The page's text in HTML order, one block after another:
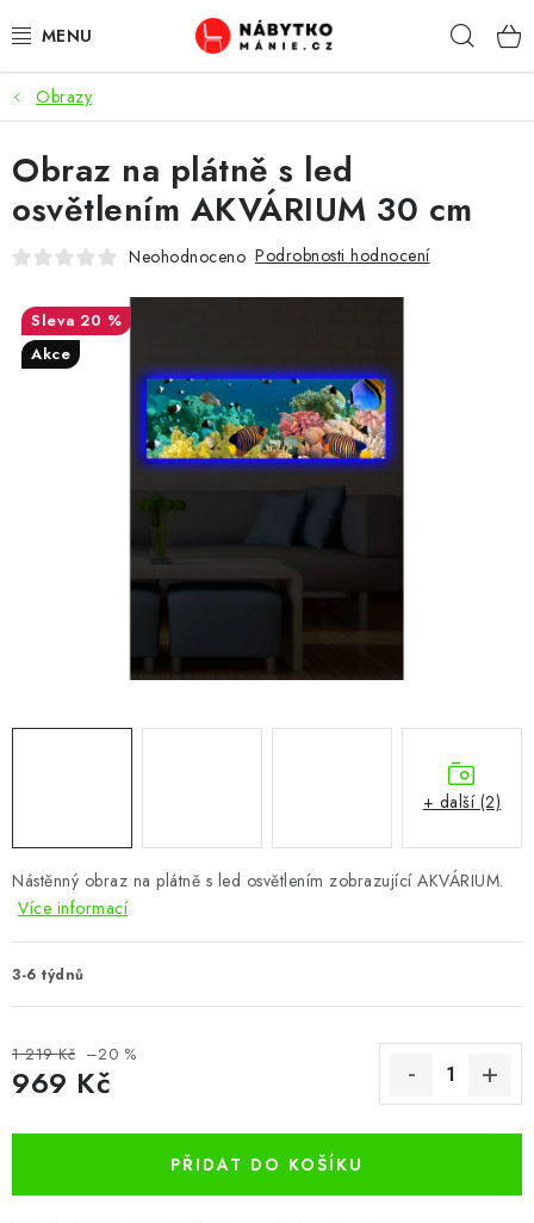
na
OBÝVACÍ POKOJ
KUCHYŇ A JÍDELNA
LOŽNICE
KANCELÁŘ / PRACOVNA
KOUPELNA A WC
DOPLŇKY A DEKORACE
OSTATNÍ
VÝPRODEJ
Vše o nákupu
Obrazy
Nástěnný obraz na plátně s led osvětlením zobrazující AKVÁRIUM.
Více informací
3-6 týdnů
1 219 Kč –20 %
969 Kč
PŘIDAT DO KOŠÍKU
Obraz na plátně s led
osvětlením AKVÁRIUM 30 cm
Neohodnoceno Podrobnosti hodnocení
20 %
Akce
+ další (2)